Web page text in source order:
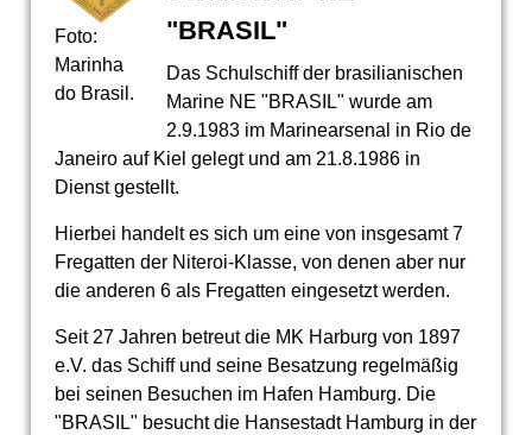
Foto:
Marinha
do Brasil.
"BRASIL"
Das Schulschiff der brasilianischen
Marine NE "BRASIL" wurde am
2.9.1983 im Marinearsenal in Rio de
Janeiro auf Kiel gelegt und am 21.8.1986 in
Dienst gestellt.
Hierbei handelt es sich um eine von insgesamt 7
Fregatten der Niteroi-Klasse, von denen aber nur
die anderen 6 als Fregatten eingesetzt werden.
Seit 27 Jahren betreut die MK Harburg von 1897
e.V. das Schiff und seine Besatzung regelmäßig
bei seinen Besuchen im Hafen Hamburg. Die
"BRASIL" besucht die Hansestadt Hamburg in der